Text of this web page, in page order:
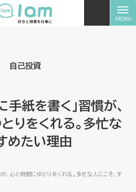
自己投資
手紙を書く」習慣が、
りをくれる。多忙な
めたい理由
、心と時間にゆとりをくれる。多忙な人にこそ、す